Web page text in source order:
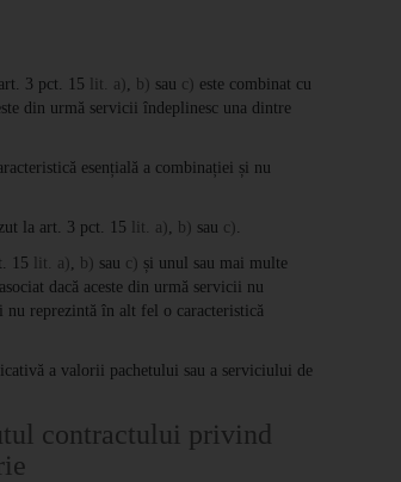
3 pct. 15 lit. a), b) sau c) este combinat cu
din urmă servicii îndeplinesc una dintre
esențială a combinației și nu
la art. 3 pct. 15 lit. a), b) sau c).
15 lit. a), b) sau c) și unul sau mai multe
dacă aceste din urmă servicii nu
reprezintă în alt fel o caracteristică
a valorii pachetului sau a serviciului de
contractului privind